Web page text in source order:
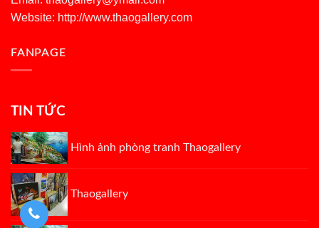
Website: http://www.thaogallery.com
FANPAGE
TIN TỨC
Hình ảnh phòng tranh Thaogallery
Thaogallery